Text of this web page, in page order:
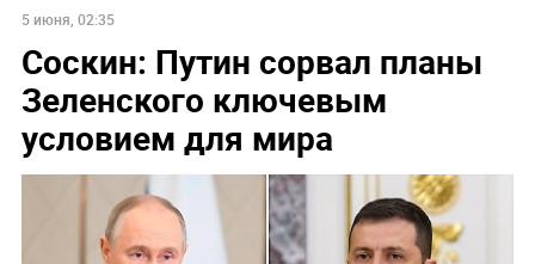
5 июня, 02:35
Соскин: Путин сорвал планы
Зеленского ключевым
условием для мира